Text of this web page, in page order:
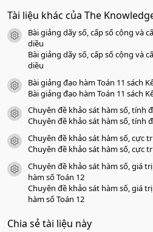
0
0
a
Tài liệu khác của The
icon tài liệu
Bài giảng dãy số, cấp số cộng và
diều
Bài giảng dãy số, cấp số cộng và
diều
icon tài liệu
Bài giảng đạo hàm Toán 11 sách
Bài giảng đạo hàm Toán 11 sách
icon tài liệu
Chuyên đề khảo sát hàm số, tính
Chuyên đề khảo sát hàm số, tính
icon tài liệu
Chuyên đề khảo sát hàm số, cực
Chuyên đề khảo sát hàm số, cực
icon tài liệu
Chuyên đề khảo sát hàm số, giá
hàm số Toán 12
Chuyên đề khảo sát hàm số, giá
hàm số Toán 12
Chia sẻ tài liệu này